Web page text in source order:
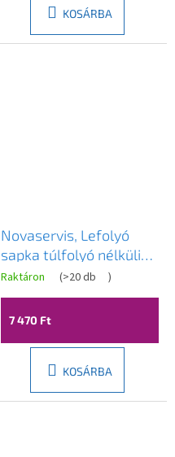
KOSÁRBA
Novaservis, Lefolyó
sapka túlfolyó nélküli
mosdóhoz, fekete,
S285B-BL-B
Raktáron (>20 db )
7 470 Ft
KOSÁRBA